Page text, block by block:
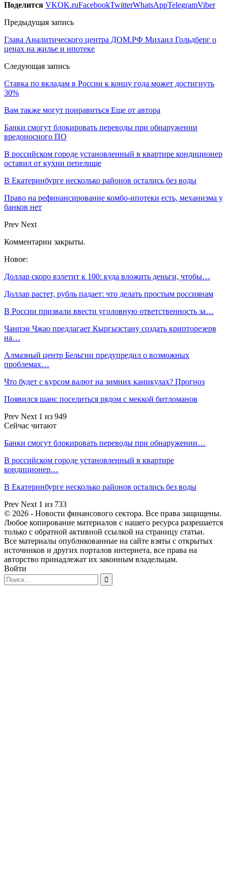
Поделится VKOK.ruFacebookTwitterWhatsAppTelegramViber
Предыдущая запись
Глава Аналитического центра ДОМ.РФ Михаил Гольдберг о
ценах на жилье и ипотеке
Следующая запись
Ставка по вкладам в России к концу года может достигнуть
30%
Вам также могут понравиться Еще от автора
Банки смогут блокировать переводы при обнаружении
вредоносного ПО
В российском городе установленный в квартире кондиционер
оставил от кухни пепелище
В Екатеринбурге несколько районов остались без воды
Право на рефинансирование комбо-ипотеки есть, механизма у
банков нет
Prev Next
Комментарии закрыты.
Новое:
Доллар скоро взлетит к 100: куда вложить деньги, чтобы…
Доллар растет, рубль падает: что делать простым россиянам
В России призвали ввести уголовную ответственность за…
Чанпэн Чжао предлагает Кыргызстану создать крипторезерв
на…
Алмазный центр Бельгии предупредил о возможных
проблемах…
Что будет с курсом валют на зимних каникулах? Прогноз
Появился шанс поселиться рядом с меккой битломанов
Prev Next 1 из 949
Сейчас читают
Банки смогут блокировать переводы при обнаружении…
В российском городе установленный в квартире
кондиционер…
В Екатеринбурге несколько районов остались без воды
Prev Next 1 из 733
© 2026 - Новости финансового сектора. Все права защищены.
Любое копирование материалов с нашего ресурса разрешается
только с обратной активной ссылкой на страницу статьи.
Все материалы опубликованные на сайте взяты с открытых
источников и других порталов интернета, все права на
авторство принадлежат их законным владельцам.
Войти